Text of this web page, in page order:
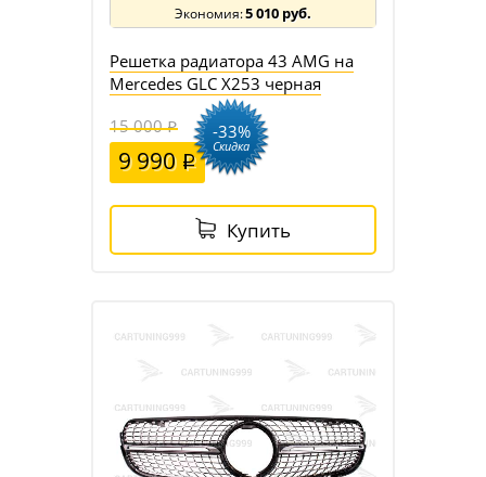
5 010 руб.
Решетка радиатора 43 AMG на
Mercedes GLC X253 черная
15 000
9 990
-33%
Скидка
Купить